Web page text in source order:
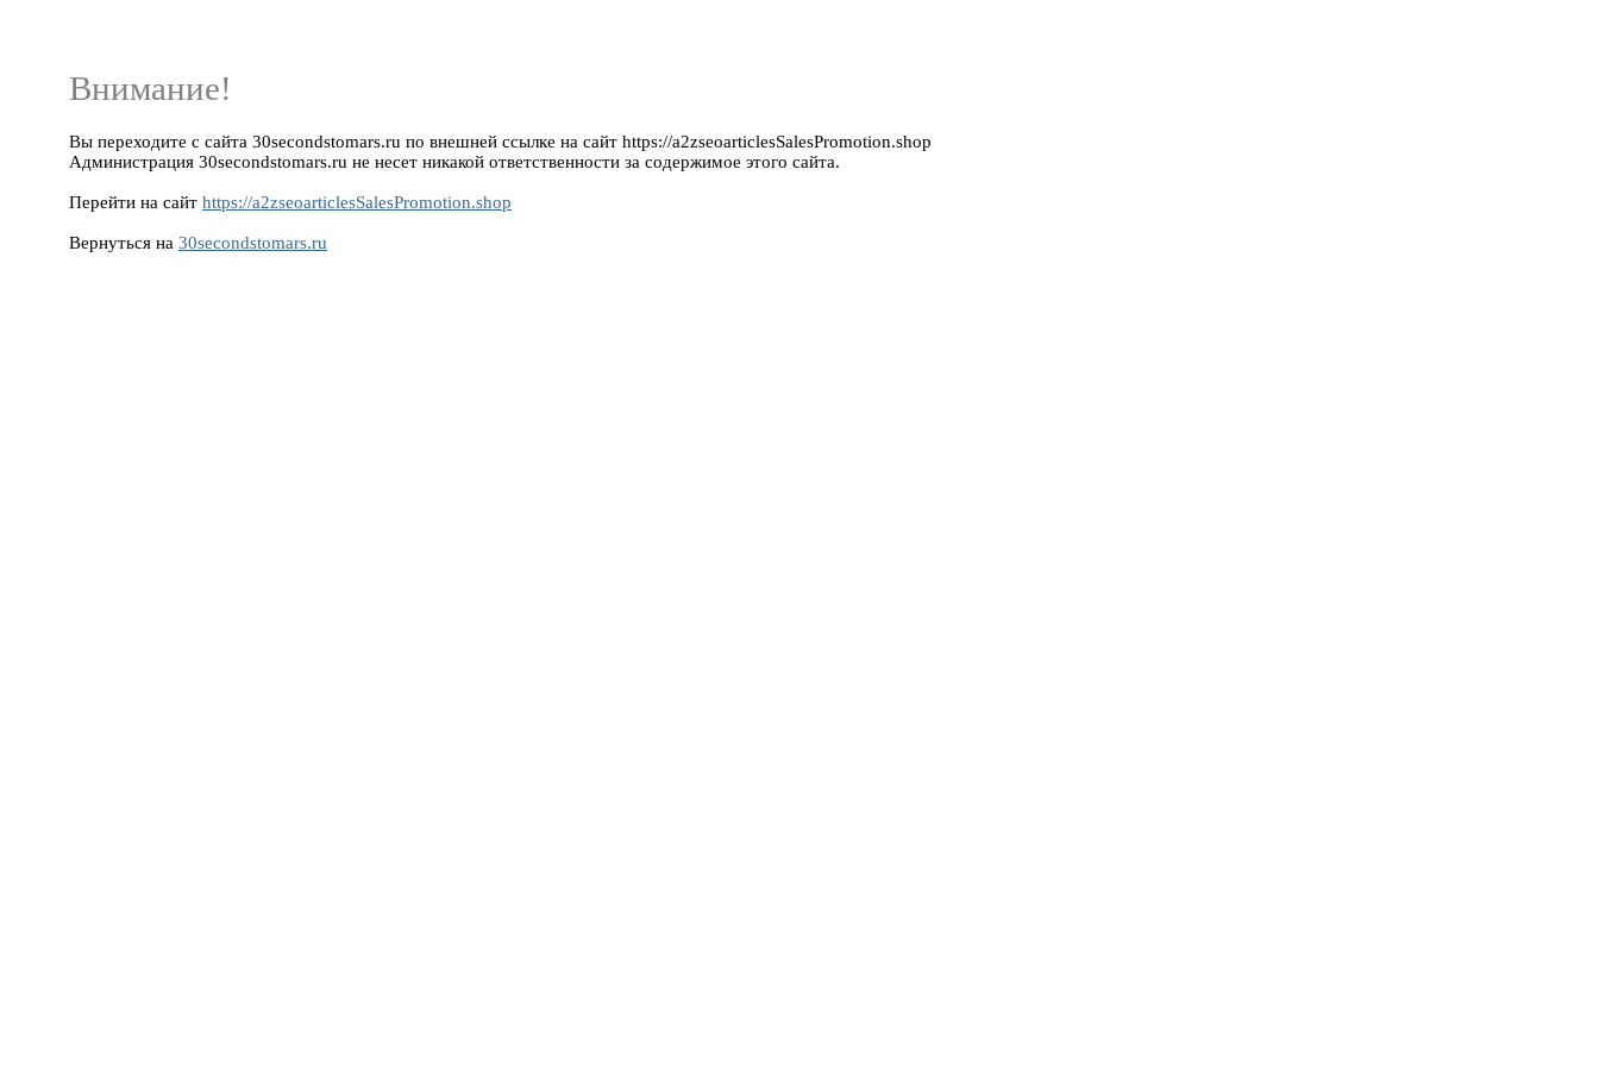
Внимание!
Вы переходите с сайта 30secondstomars.ru по внешней ссылке на сайт https://a2zseoarticlesSalesPromotion.shop
Администрация 30secondstomars.ru не несет никакой ответственности за содержимое этого сайта.
Перейти на сайт https://a2zseoarticlesSalesPromotion.shop
Вернуться на 30secondstomars.ru